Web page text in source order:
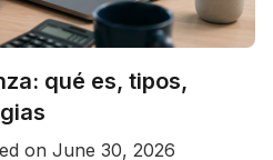
qué es, tipos,
on June 30, 2026